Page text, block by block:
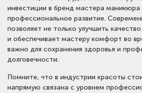
инвестиции в бренд мастера маникюра
профессиональное развитие.
позволяет не только улучшить
и обеспечивает мастеру комфорт во
важно для сохранения здоровья и
долговечности.
Помните, что в индустрии красоты
напрямую связана с уровнем